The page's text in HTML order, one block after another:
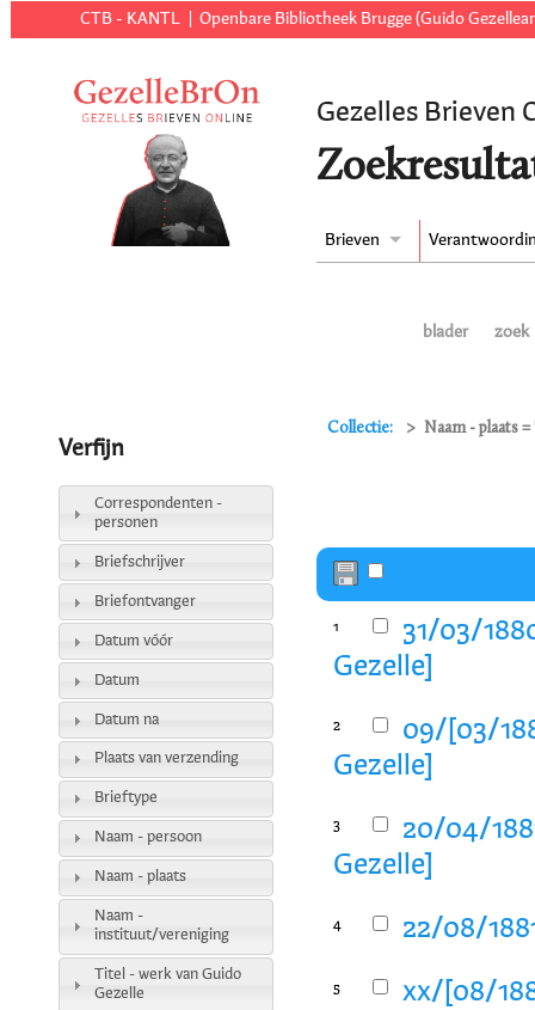
CTB - KANTL Openbare Bibliotheek Brugge (Guido
Gezelles Brieven
Brieven
blader zoek
Collectie: Naam - plaats
1
31/03/
Gezelle]
2
09/[03/
Gezelle]
3
20/04/
Gezelle]
4 22/08/
5
xx/[08/
Verfijn
Correspondenten -
personen
Briefschrijver
Briefontvanger
Datum vóór
Datum
Datum na
Plaats van verzending
Brieftype
Naam - persoon
Naam - plaats
Naam -
instituut/vereniging
Titel - werk van Guido
Gezelle